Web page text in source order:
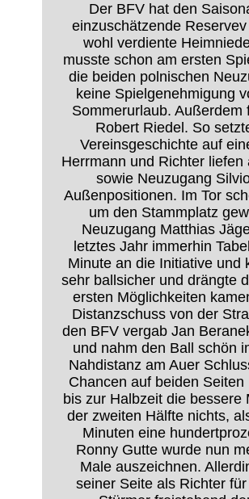
Der BFV hat den
einzuschätzende
wohl verdiente
musste schon am ersten
die beiden polnischen
keine Spielgenehmigung
Sommerurlaub.
Robert Riedel. So
Vereinsgeschichte auf
Herrmann und Richter
sowie Neuzugang
Außenpositionen. Im Tor
um den Stammplatz
Neuzugang Matthias
letztes Jahr immerhin
Minute an die Initiative und
sehr ballsicher und drängte
ersten Möglichkeiten
Distanzschuss von der
den BFV vergab Jan
und nahm den Ball schön
Nahdistanz am Auer
Chancen auf beiden
bis zur Halbzeit die
der zweiten Hälfte nichts,
Minuten eine
Ronny Gutte wurde nun
Male auszeichnen.
seiner Seite als Richter